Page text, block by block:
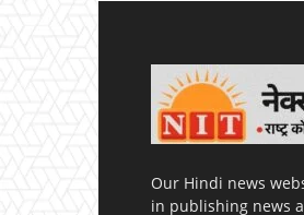
Our Hindi news
in publishing news